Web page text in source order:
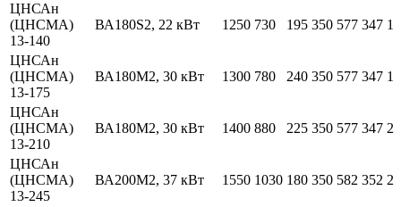
ЦНСАн
(ЦНСМА)
13-140
ВА180S2, 22 кВт 1250 730 195 350 577 347
ЦНСАн
(ЦНСМА)
13-175
ВА180М2, 30 кВт 1300 780 240 350 577 347
ЦНСАн
(ЦНСМА)
13-210
ВА180М2, 30 кВт 1400 880 225 350 577 347
ЦНСАн
(ЦНСМА)
13-245
ВА200М2, 37 кВт 1550 1030 180 350 582 352